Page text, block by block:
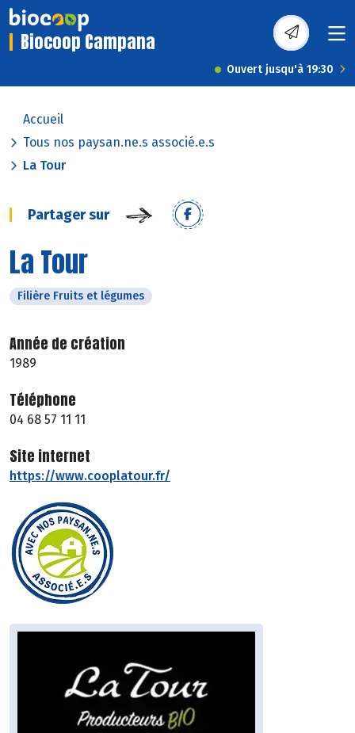
Biocoop Campana
Ouvert jusqu'à 19:30
Accueil
Tous nos paysan.ne.s associé.e.s
La Tour
Partager sur
La Tour
Filière Fruits et légumes
Année de création
1989
Téléphone
04 68 57 11 11
Site internet
https://www.cooplatour.fr/